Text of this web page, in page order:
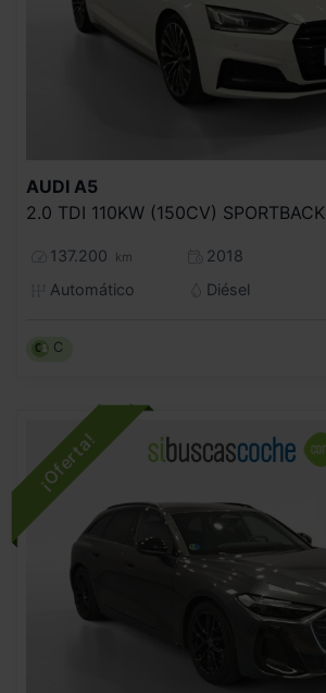
AUDI A5
2.0 TDI 110KW (150CV) SPORTBACK
137.200 km
2018
Automático
Diésel
C